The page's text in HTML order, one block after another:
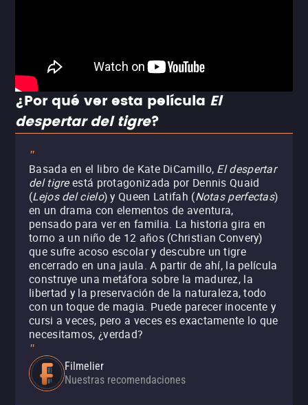
¿Por qué ver esta película El
despertar del tigre?
"
Basada en el libro de Kate DiCamillo, El despertar
del tigreestá protagonizada por Dennis Quaid
(Lejos del cielo) y Queen Latifah (Notas perfectas)
en un drama con elementos de aventura,
pensado para ver en familia. La historia gira en
torno a un niño de 12 años (Christian Convery)
que sufre acoso escolar y descubre un tigre
encerrado en una jaula. A partir de ahí, la película
construye una metáfora sobre la madurez, la
libertad y la preservación de la naturaleza, todo
con un toque de magia. Puede parecer inocente y
cursi a veces, pero a veces es exactamente lo que
necesitamos, ¿verdad?
"
Filmelier
Nuestras recomendaciones